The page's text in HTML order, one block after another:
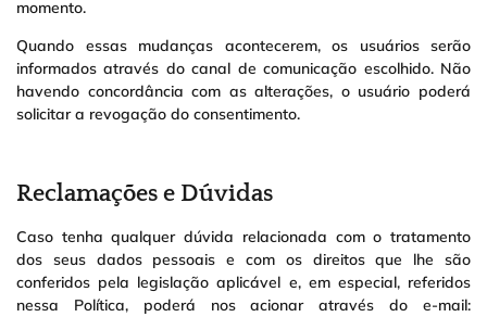
momento.
Quando essas mudanças acontecerem, os usuários serão
informados através do canal de comunicação escolhido. Não
havendo concordância com as alterações, o usuário poderá
solicitar a revogação do consentimento.
Reclamações e Dúvidas
Caso tenha qualquer dúvida relacionada com o tratamento
dos seus dados pessoais e com os direitos que lhe são
conferidos pela legislação aplicável e, em especial, referidos
nessa Política, poderá nos acionar através do e-mail: